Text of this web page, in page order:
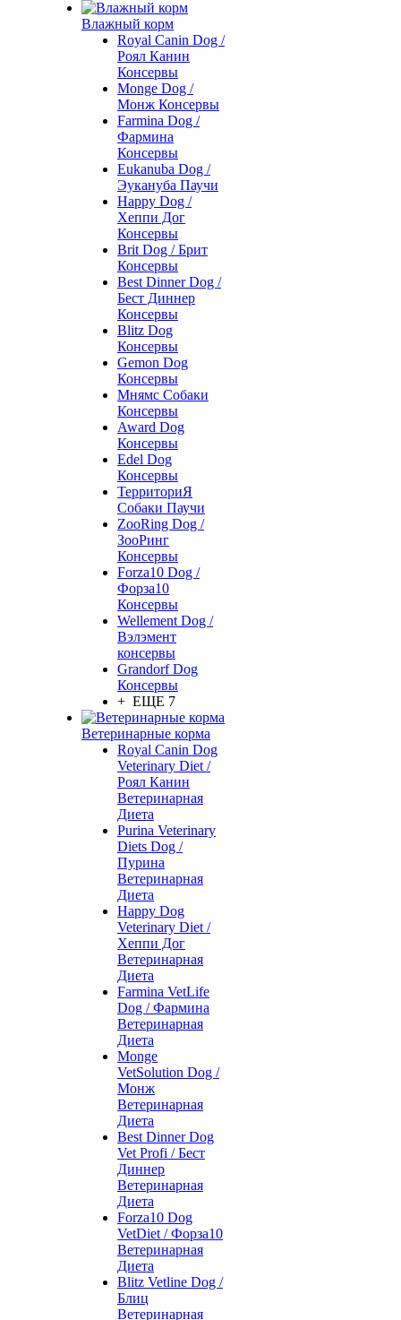
Влажный корм
Royal Canin Dog /
Роял Канин
Консервы
Monge Dog /
Монж Консервы
Farmina Dog /
Фармина
Консервы
Eukanuba Dog /
Эукануба Паучи
Happy Dog /
Хеппи Дог
Консервы
Brit Dog / Брит
Консервы
Best Dinner Dog /
Бест Диннер
Консервы
Blitz Dog
Консервы
Gemon Dog
Консервы
Мнямс Собаки
Консервы
Award Dog
Консервы
Edel Dog
Консервы
ТерриториЯ
Собаки Паучи
ZooRing Dog /
ЗооРинг
Консервы
Forza10 Dog /
Форза10
Консервы
Wellement Dog /
Вэлэмент
консервы
Grandorf Dog
Консервы
+ ЕЩЕ 7
Ветеринарные корма
Royal Canin Dog
Veterinary Diet /
Роял Канин
Ветеринарная
Диета
Purina Veterinary
Diets Dog /
Пурина
Ветеринарная
Диета
Happy Dog
Veterinary Diet /
Хеппи Дог
Ветеринарная
Диета
Farmina VetLife
Dog / Фармина
Ветеринарная
Диета
Monge
VetSolution Dog /
Монж
Ветеринарная
Диета
Best Dinner Dog
Vet Profi / Бест
Диннер
Ветеринарная
Диета
Forza10 Dog
VetDiet / Форза10
Ветеринарная
Диета
Blitz Vetline Dog /
Блиц
Ветеринарная